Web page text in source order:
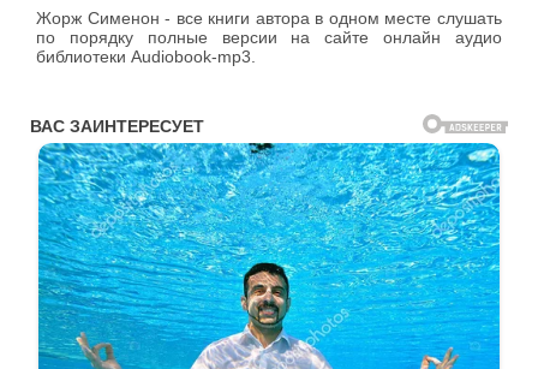
Жорж Сименон - все книги автора в одном месте слушать
по порядку полные версии на сайте онлайн аудио
библиотеки Audiobook-mp3.